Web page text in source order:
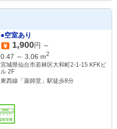
●空室あり
1,900円 ～
0.47 ～ 3.06 m2
宮城県仙台市若林区大和町2-1-15 KFKビ
ル 2F
東西線「薬師堂」駅徒歩8分